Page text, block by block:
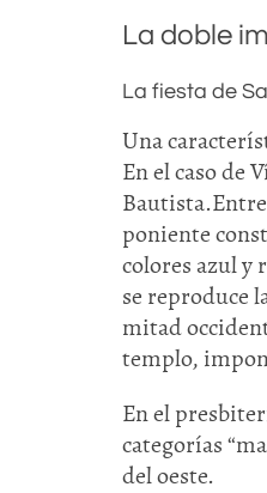
La doble
La fiesta de
Una
En el caso de
poniente
colores azul y
se reproduce
mitad
templo,
En el
categorías
del oeste.